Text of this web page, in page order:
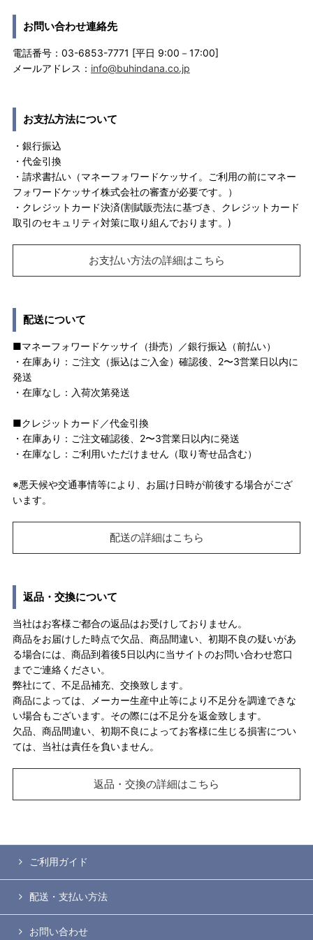
お問い合わせ連絡先
電話番号：03-6853-7771 [平日 9:00－17:00]
メールアドレス： info@buhindana.co.jp
お支払方法について
・銀行振込
・代金引換
・請求書払い（マネーフォワードケッサイ。ご利用の前にマネー
フォワードケッサイ株式会社の審査が必要です。）
・クレジットカード決済(割賦販売法に基づき、クレジットカード
取引のセキュリティ対策に取り組んでおります。)
お支払い方法の詳細はこちら
配送について
■マネーフォワードケッサイ（掛売）／銀行振込（前払い）
・在庫あり：ご注文（振込はご入金）確認後、2〜3営業日以内に
発送
・在庫なし：入荷次第発送
■クレジットカード／代金引換
・在庫あり：ご注文確認後、2〜3営業日以内に発送
・在庫なし：ご利用いただけません（取り寄せ品含む）
※悪天候や交通事情等により、お届け日時が前後する場合がござ
います。
配送の詳細はこちら
返品・交換について
当社はお客様ご都合の返品はお受けしておりません。
商品をお届けした時点で欠品、商品間違い、初期不良の疑いがあ
る場合には、商品到着後5日以内に当サイトのお問い合わせ窓口
までご連絡ください。
弊社にて、不足品補充、交換致します。
商品によっては、メーカー生産中止等により不足分を調達できな
い場合もございます。その際には不足分を返金致します。
欠品、商品間違い、初期不良によってお客様に生じる損害につい
ては、当社は責任を負いません。
返品・交換の詳細はこちら
ご利用ガイド
配送・支払い方法
お問い合わせ